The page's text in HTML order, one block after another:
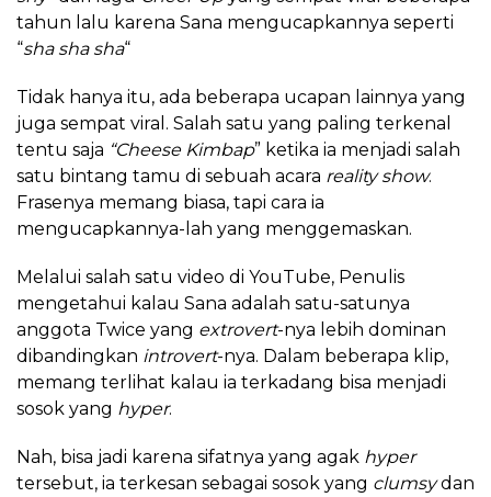
tahun lalu karena Sana mengucapkannya seperti
“sha sha sha“
Tidak hanya itu, ada beberapa ucapan lainnya yang
juga sempat viral. Salah satu yang paling terkenal
tentu saja “Cheese Kimbap” ketika ia menjadi salah
satu bintang tamu di sebuah acara reality show.
Frasenya memang biasa, tapi cara ia
mengucapkannya-lah yang menggemaskan.
Melalui salah satu video di YouTube, Penulis
mengetahui kalau Sana adalah satu-satunya
anggota Twice yang extrovert-nya lebih dominan
dibandingkan introvert-nya. Dalam beberapa klip,
memang terlihat kalau ia terkadang bisa menjadi
sosok yang hyper.
Nah, bisa jadi karena sifatnya yang agak hyper
tersebut, ia terkesan sebagai sosok yang clumsydan